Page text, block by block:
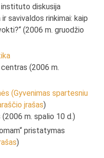
diskusija
savivaldos rinkimai: kaip
(2006 m. gruodžio
(2006 m.
(Gyvenimas spartesniu
įrašas)
m. spalio 10 d.)
pristatymas
)